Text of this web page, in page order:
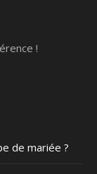
!
de mariée ?